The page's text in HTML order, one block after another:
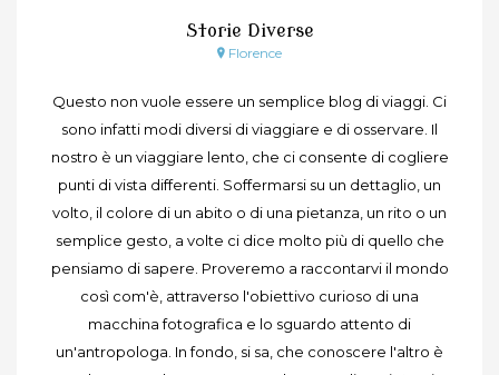
Storie Diverse
Florence
Questo non vuole essere un semplice blog di viaggi. Ci
sono infatti modi diversi di viaggiare e di osservare. Il
nostro è un viaggiare lento, che ci consente di cogliere
punti di vista differenti. Soffermarsi su un dettaglio, un
volto, il colore di un abito o di una pietanza, un rito o un
semplice gesto, a volte ci dice molto più di quello che
pensiamo di sapere. Proveremo a raccontarvi il mondo
così com'è, attraverso l'obiettivo curioso di una
macchina fotografica e lo sguardo attento di
un'antropologa. In fondo, si sa, che conoscere l'altro è